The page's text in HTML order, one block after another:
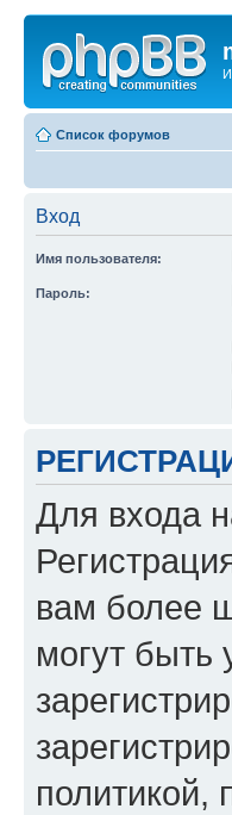
Список форумов
Вход
Имя пользователя:
Пароль:
Для входа
вам более
могут быть